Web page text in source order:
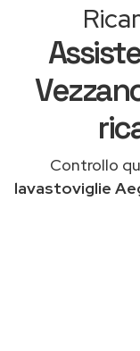
Controllo
lavastoviglie